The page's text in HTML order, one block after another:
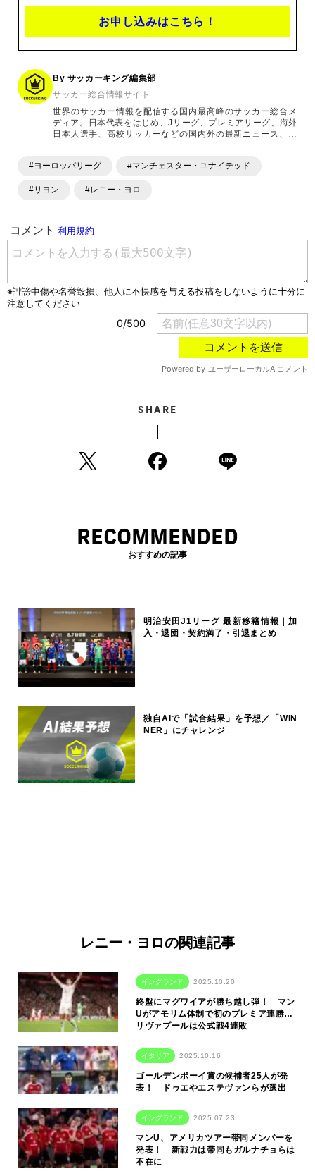
お申し込みはこちら！
By サッカーキング編集部
サッカー総合情報サイト
世界のサッカー情報を配信する国内最高峰のサッカー総合メ
ディア。日本代表をはじめ、Jリーグ、プレミアリーグ、海外
日本人選手、高校サッカーなどの国内外の最新ニュース、コ
ます。「X」「Instagram」「YouTube」「TikTok」など、
#ヨーロッパリーグ #マンチェスター・ユナイテッド
#リヨン #レニー・ヨロ
SHARE
RECOMMENDED
おすすめの記事
明治安田J1リーグ 最新移籍情報｜加
入・退団・契約満了・引退まとめ
独自AIで「試合結果」を予想／「WIN
NER」にチャレンジ
レニー・ヨロの関連記事
イングランド 2025.10.20
終盤にマグワイアが勝ち越し弾！ マン
Uがアモリム体制で初のプレミア連勝…
リヴァプールは公式戦4連敗
イタリア 2025.10.16
ゴールデンボーイ賞の候補者25人が発
表！ ドゥエやエステヴァンらが選出
イングランド 2025.07.23
マンU、アメリカツアー帯同メンバーを
発表！ 新戦力は帯同もガルナチョらは
不在に